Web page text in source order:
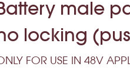
male
locking
FOR USE IN 48V